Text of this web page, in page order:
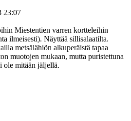
23:07
Miestentien varren kortteleihin
ilmeisesti). Näyttää sillisalaatilta.
metsälähiön alkuperäistä tapaa
muotojen mukaan, mutta puristettuna
ole mitään jäljellä.